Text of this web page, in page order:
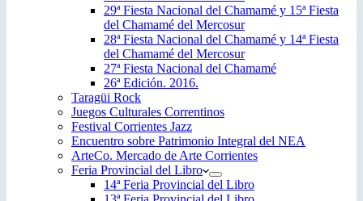
29ª Fiesta Nacional del Chamamé y 15ª Fiesta
del Chamamé del Mercosur
28ª Fiesta Nacional del Chamamé y 14ª Fiesta
del Chamamé del Mercosur
27ª Fiesta Nacional del Chamamé
26ª Edición. 2016.
Taragüi Rock
Juegos Culturales Correntinos
Festival Corrientes Jazz
Encuentro sobre Patrimonio Integral del NEA
ArteCo. Mercado de Arte Corrientes
Feria Provincial del Libro
14ª Feria Provincial del Libro